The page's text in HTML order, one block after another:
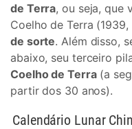
de Terra, ou seja, que
Coelho de Terra
de sorte. Além disso,
abaixo, seu terceiro
Coelho de Terra(a
partir dos 30 anos).
Calendário Lunar